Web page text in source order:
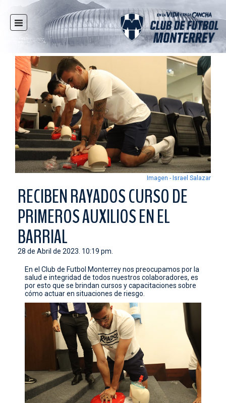
INICIO
NOTICIAS
CLUB
MULTIMEDIA
RAYADOS
RAYADAS
FUERZAS BÁSICAS
RESPONSABILIDAD SOCIAL
TAQUILLA
TIENDA
ESTADIO
PRENSA
CONTACTO
Imagen - Israel Salazar
RECIBEN RAYADOS CURSO DE
PRIMEROS AUXILIOS EN EL
BARRIAL
28 de Abril de 2023. 10:19 pm.
En el Club de Futbol Monterrey nos preocupamos por la
salud e integridad de todos nuestros colaboradores, es
por esto que se brindan cursos y capacitaciones sobre
cómo actuar en situaciones de riesgo.